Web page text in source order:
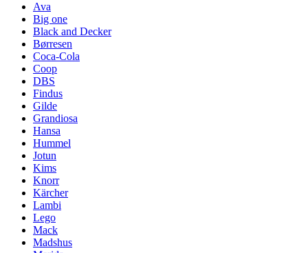
Ava
Big one
Black and Decker
Børresen
Coca-Cola
Coop
DBS
Findus
Gilde
Grandiosa
Hansa
Hummel
Jotun
Kims
Knorr
Kärcher
Lambi
Lego
Mack
Madshus